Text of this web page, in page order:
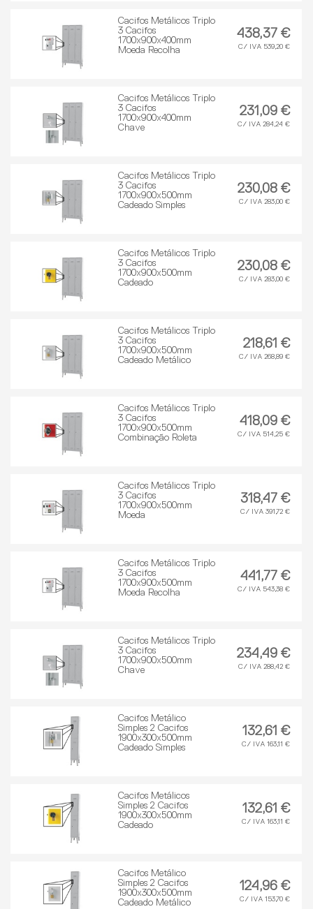
Cacifos Metálicos Triplo
3 Cacifos
1700x900x400mm
Moeda Recolha
438,37 €
C/ IVA 539,20 €
Cacifos Metálicos Triplo
3 Cacifos
1700x900x400mm
Chave
231,09 €
C/ IVA 284,24 €
Cacifos Metálicos Triplo
3 Cacifos
1700x900x500mm
Cadeado Simples
230,08 €
C/ IVA 283,00 €
Cacifos Metálicos Triplo
3 Cacifos
1700x900x500mm
Cadeado
230,08 €
C/ IVA 283,00 €
Cacifos Metálicos Triplo
3 Cacifos
1700x900x500mm
Cadeado Metálico
218,61 €
C/ IVA 268,89 €
Cacifos Metálicos Triplo
3 Cacifos
1700x900x500mm
Combinação Roleta
418,09 €
C/ IVA 514,25 €
Cacifos Metálicos Triplo
3 Cacifos
1700x900x500mm
Moeda
318,47 €
C/ IVA 391,72 €
Cacifos Metálicos Triplo
3 Cacifos
1700x900x500mm
Moeda Recolha
441,77 €
C/ IVA 543,38 €
Cacifos Metálicos Triplo
3 Cacifos
1700x900x500mm
Chave
234,49 €
C/ IVA 288,42 €
Cacifos Metálico
Simples 2 Cacifos
1900x300x500mm
Cadeado Simples
132,61 €
C/ IVA 163,11 €
Cacifos Metálicos
Simples 2 Cacifos
1900x300x500mm
Cadeado
132,61 €
C/ IVA 163,11 €
Cacifos Metálico
Simples 2 Cacifos
1900x300x500mm
Cadeado Metálico
124,96 €
C/ IVA 153,70 €